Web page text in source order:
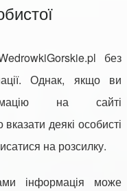
без
Однак, якщо ви
на сайті
деякі особисті
на розсилку.
інформація може